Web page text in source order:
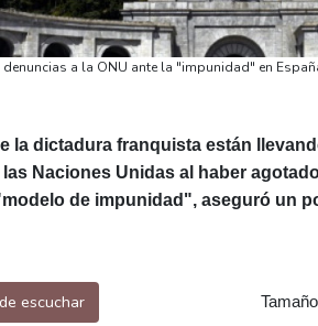
a la ONU ante la "impunidad" en
la dictadura franquista están
Naciones Unidas al haber
de impunidad", aseguró un
escuchar